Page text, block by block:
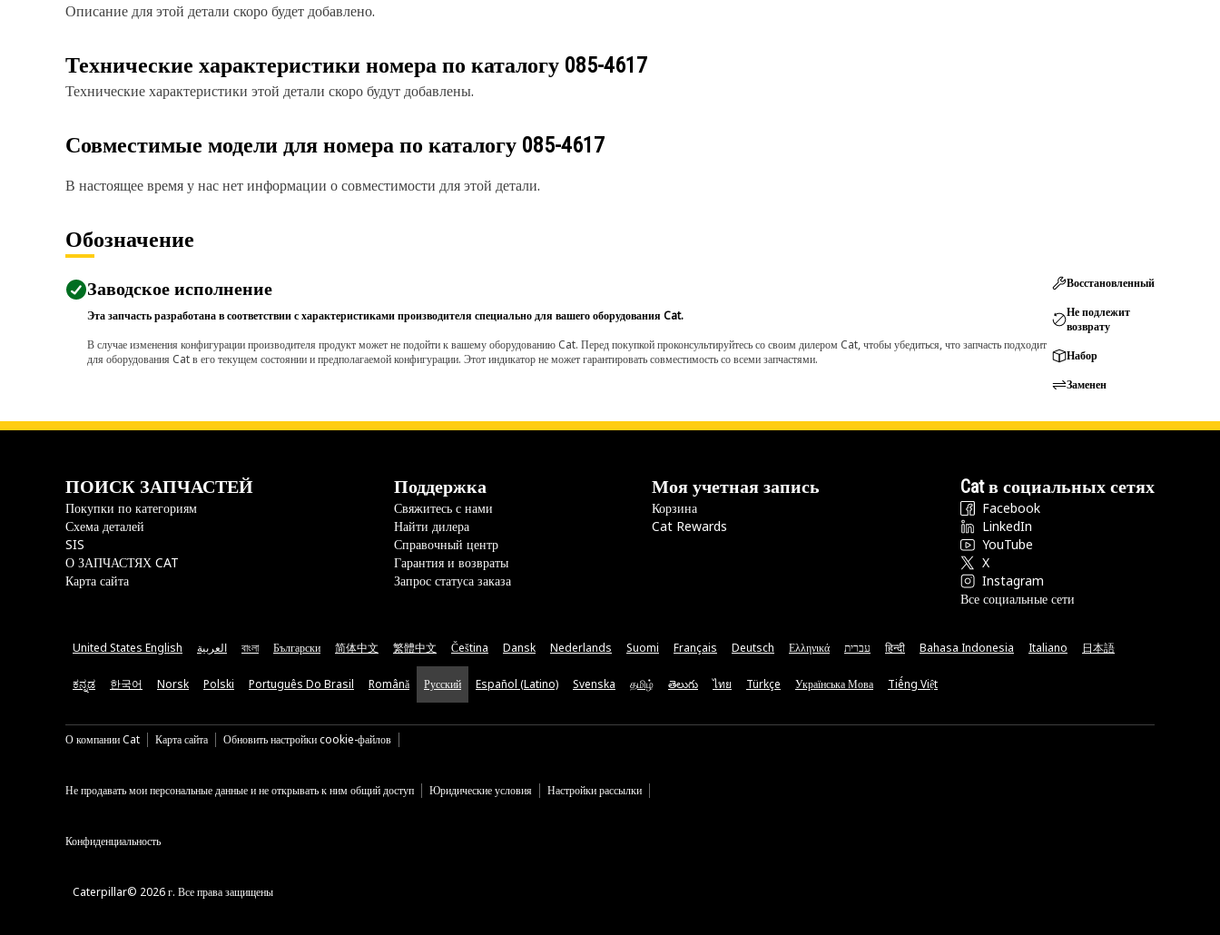
Описание для этой детали скоро будет добавлено.
Технические характеристики номера по каталогу 085-4617
Технические характеристики этой детали скоро будут добавлены.
Совместимые модели для номера по каталогу 085-4617
В настоящее время у нас нет информации о совместимости для этой детали.
Обозначение
Заводское исполнение
Эта запчасть разработана в соответствии с характеристиками производителя специально для вашего оборудования Cat.
В случае изменения конфигурации производителя продукт может не подойти к вашему оборудованию Cat. Перед покупкой проконсультируйтесь со своим дилером Cat, чтобы убедиться, что запчасть подходит
для оборудования Cat в его текущем состоянии и предполагаемой конфигурации. Этот индикатор не может гарантировать совместимость со всеми запчастями.
Восстановленный
Не подлежит
возврату
Набор
Заменен
ПОИСК ЗАПЧАСТЕЙ
Покупки по категориям
Схема деталей
SIS
О ЗАПЧАСТЯХ CAT
Карта сайта
Поддержка
Свяжитесь с нами
Найти дилера
Справочный центр
Гарантия и возвраты
Запрос статуса заказа
Моя учетная запись
Корзина
Cat Rewards
Cat в социальных сетях
Facebook
LinkedIn
YouTube
X
Instagram
Все социальные сети
United States English العربية বাংলা Български 简体中文 繁體中文 Čeština Dansk Nederlands Suomi Français Deutsch Ελληνικά עברית हिन्दी Bahasa Indonesia Italiano 日本語
ಕನ್ನಡ 한국어 Norsk Polski Português Do Brasil Română Русский Español (Latino) Svenska தமிழ் తెలుగు ไทย Türkçe Українська Мова Tiếng Việt
О компании Cat Карта сайта Обновить настройки cookie-файлов
Не продавать мои персональные данные и не открывать к ним общий доступ Юридические условия Настройки рассылки
Конфиденциальность
Caterpillar© 2026 г. Все права защищены